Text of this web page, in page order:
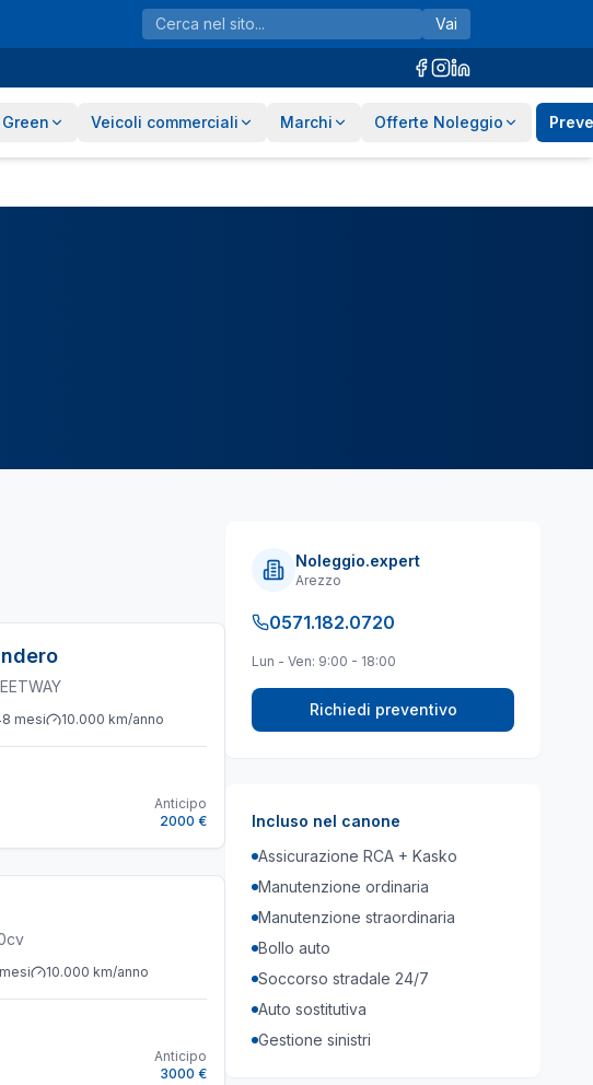
Vai
Veicoli commerciali Marchi Offerte Noleggio
mesi 10.000 km/anno
Anticipo
2000 €
mesi 10.000 km/anno
Anticipo
3000 €
Noleggio.expert
Arezzo
0571.182.0720
Lun - Ven: 9:00 - 18:00
Richiedi preventivo
Incluso nel canone
Assicurazione RCA + Kasko
Manutenzione ordinaria
Manutenzione straordinaria
Bollo auto
Soccorso stradale 24/7
Auto sostitutiva
Gestione sinistri